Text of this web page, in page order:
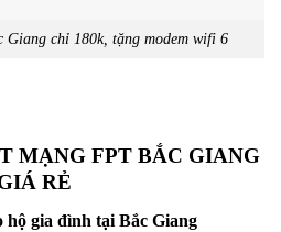
Giang chỉ 180k, tặng modem wifi 6
MẠNG FPT BẮC GIANG
RẺ
gia đình tại Bắc Giang